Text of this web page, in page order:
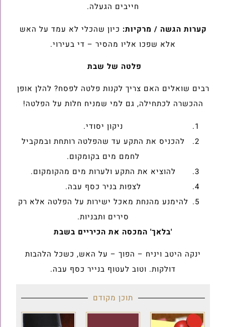
חייבים הגעלה.
קערות הגשה / מרקיות: כיון שהכלי לא עמד על האש
אלא שפכו אליו מהסיר – די בעירוי.
פלטה של שבת
רבים שואלים האם צריך לקנות פלטה לפסח? להלן אופן
ההכשרה לכתחילה, גם למי שמניח חלות על הפלטה!
ניקון יסודי.
להכניס את התקע עד שהפלטה רותחת ובמקביל
לחמם מים בקומקום.
להוציא את התקע ולערות מים מהקומקום.
לצפות בניר כסף עבה.
להימנע מהנחת מאכל ישירות על הפלטה אלא רק
סירים ותבניות.
'בלאך' המכסה את הכיריים בשבת
ינקה היטב ויניח – הפוך – על האש, כשכל הלהבות
דולקות. וטוב לעטוף בנייר כסף עבה.
תוכן מקודם